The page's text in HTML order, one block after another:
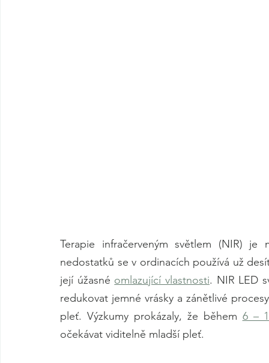
Terapie infračerveným světlem (NIR)
nedostatků se v ordinacích používá už
její úžasné omlazující vlastnosti. NIR LED
redukovat jemné vrásky a zánětlivé
pleť. Výzkumy prokázaly, že během 6 –
očekávat viditelně mladší pleť.